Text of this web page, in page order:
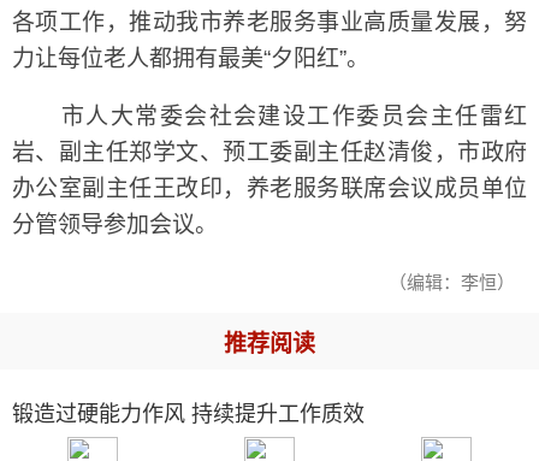
各项工作，推动我市养老服务事业高质量发展，努
力让每位老人都拥有最美“夕阳红”。
市人大常委会社会建设工作委员会主任雷红
岩、副主任郑学文、预工委副主任赵清俊，市政府
办公室副主任王改印，养老服务联席会议成员单位
分管领导参加会议。
（编辑：李恒）
推荐阅读
锻造过硬能力作风 持续提升工作质效